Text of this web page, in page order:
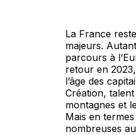
La France
majeurs.
parcours à
retour en
l’âge des
Création,
montagnes et
Mais en
nombreuses